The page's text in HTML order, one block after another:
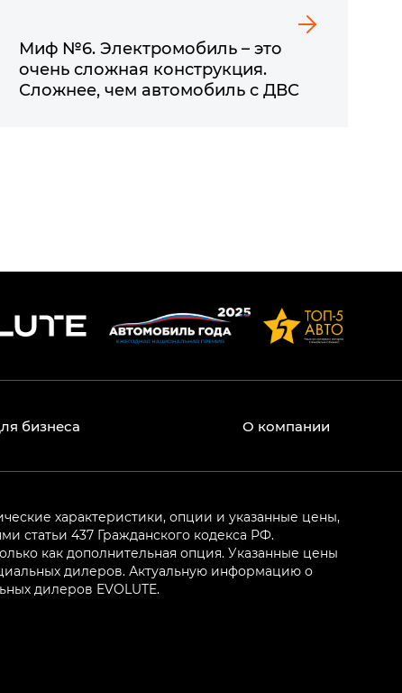
Миф №6. Электромобиль – это
очень сложная конструкция.
Сложнее, чем автомобиль с ДВС
бизнеса О компании
характеристики, опции и указанные цены,
статьи 437 Гражданского кодекса РФ.
как дополнительная опция. Указанные цены
дилеров. Актуальную информацию о
дилеров EVOLUTE.